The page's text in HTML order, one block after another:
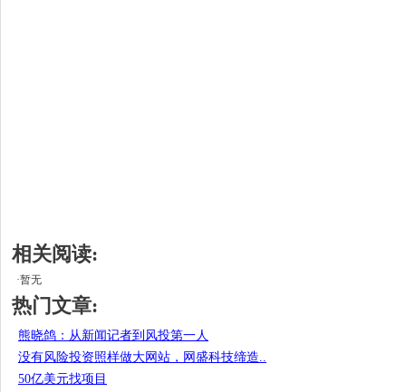
相关阅读:
·暂无
热门文章:
熊晓鸽：从新闻记者到风投第一人
没有风险投资照样做大网站，网盛科技缔造..
50亿美元找项目